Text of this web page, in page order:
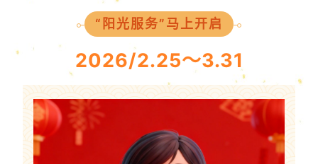
“阳光服务”马上开启
2026/2.25～3.31